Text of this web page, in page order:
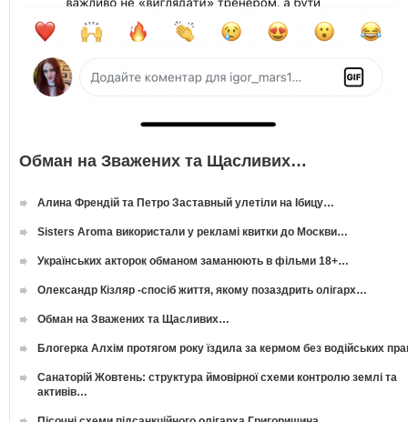
Обман на Зважених та Щасливих…
Алина Френдій та Петро Заставный улетіли на Ібицу…
Sisters Aroma використали у рекламі квитки до Москви…
Українських акторок обманом заманюють в фільми 18+…
Олександр Кізляр -спосіб життя, якому позаздрить олігарх…
Обман на Зважених та Щасливих…
Блогерка Алхім протягом року їздила за кермом без водійських
Санаторій Жовтень: структура ймовірної схеми контролю землі та
активів…